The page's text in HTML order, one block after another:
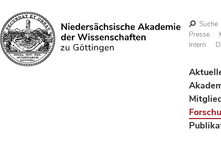
Suchen
Suche
Presse
Intern